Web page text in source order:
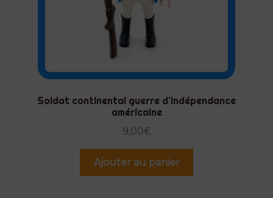
Soldat continental guerre d’indépendance
américaine
9,00€
Ajouter au panier